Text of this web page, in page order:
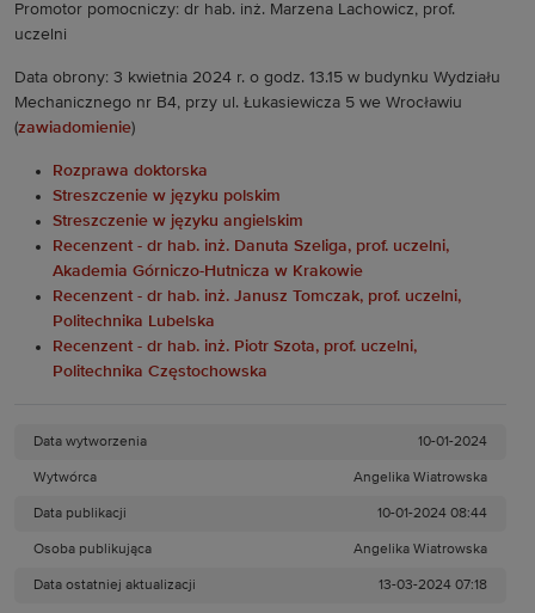
Promotor pomocniczy: dr hab. inż. Marzena Lachowicz, prof.
uczelni
Data obrony: 3 kwietnia 2024 r. o godz. 13.15 w budynku Wydziału
Mechanicznego nr B4, przy ul. Łukasiewicza 5 we Wrocławiu
(zawiadomienie)
Rozprawa doktorska
Streszczenie w języku polskim
Streszczenie w języku angielskim
Recenzent - dr hab. inż. Danuta Szeliga, prof. uczelni,
Akademia Górniczo-Hutnicza w Krakowie
Recenzent - dr hab. inż. Janusz Tomczak, prof. uczelni,
Politechnika Lubelska
Recenzent - dr hab. inż. Piotr Szota, prof. uczelni,
Politechnika Częstochowska
Data wytworzenia 10-01-2024
Wytwórca Angelika Wiatrowska
Data publikacji 10-01-2024 08:44
Osoba publikująca Angelika Wiatrowska
Data ostatniej aktualizacji 13-03-2024 07:18